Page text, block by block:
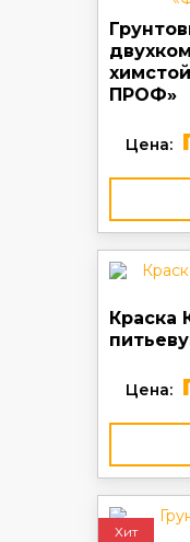
ПРОФ»
Цена:
Краска
Цена:
Хит